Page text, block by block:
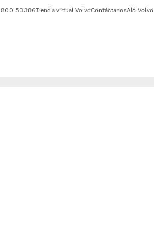
53386Tienda virtual VolvoContáctanosAló Volvo